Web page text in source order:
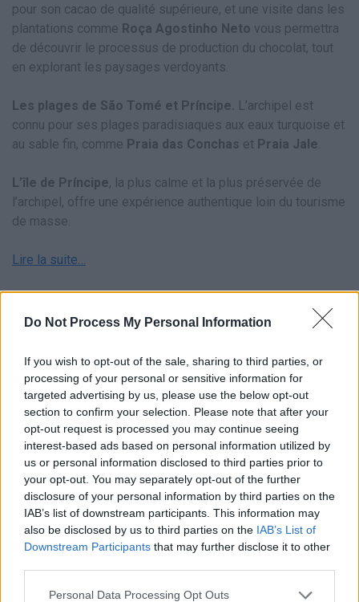
Do Not Process My Personal Information
If you wish to opt-out of the sale, sharing to third parties, or
processing of your personal or sensitive information for
targeted advertising by us, please use the below opt-out
section to confirm your selection. Please note that after your
opt-out request is processed you may continue seeing
interest-based ads based on personal information utilized by
us or personal information disclosed to third parties prior to
your opt-out. You may separately opt-out of the further
disclosure of your personal information by third parties on the
IAB’s list of downstream participants. This information may
also be disclosed by us to third parties on the IAB’s List of
Downstream Participants that may further disclose it to other
Personal Data Processing Opt Outs
pour son cacao de qualité supérieure, et une visite dans les
plantations comme Roça Agostinho Neto vous permettra
de découvrir le processus de production du chocolat, tout
en explorant les paysages verdoyants.
Les plages de São Tomé et Príncipe. L’archipel est
connu pour ses plages paradisiaques aux eaux turquoise et
au sable fin, comme Praia das Conchas et Praia Jale.
L’île de Príncipe, la plus calme et la plus préservée de
l’archipel, offre une expérience authentique loin du tourisme
de masse.
Lire la suite…
Source : Le Figaro
Article similaire
Retraités Français : Découvrez la perle d’Andalousie à
prix doux